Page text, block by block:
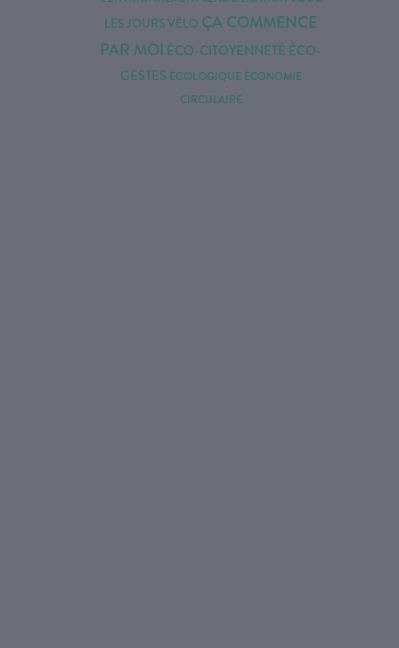
LES JOURSVÉLO ÇA COMMENCE
PAR MOI ÉCO-CITOYENNETÉ ÉCO-
GESTES ÉCOLOGIQUE ÉCONOMIE
CIRCULAIRE